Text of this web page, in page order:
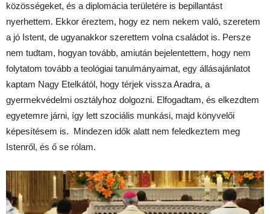
közösségeket, és a diplomácia területére is bepillantást
nyerhettem. Ekkor éreztem, hogy ez nem nekem való, szeretem
a jó Istent, de ugyanakkor szerettem volna családot is. Persze
nem tudtam, hogyan tovább, amiután bejelentettem, hogy nem
folytatom tovább a teológiai tanulmányaimat, egy állásajánlatot
kaptam Nagy Etelkától, hogy térjek vissza Aradra, a
gyermekvédelmi osztályhoz dolgozni. Elfogadtam, és elkezdtem
egyetemre járni, így lett szociális munkási, majd könyvelői
képesítésem is. Mindezen idők alatt nem feledkeztem meg
Istenről, és ő se rólam.